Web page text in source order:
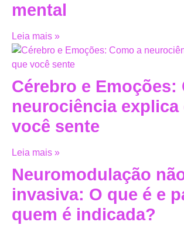
mental
Leia mais »
Cérebro e Emoções:
neurociência explica
você sente
Leia mais »
Neuromodulação
invasiva: O que é e
quem é indicada?